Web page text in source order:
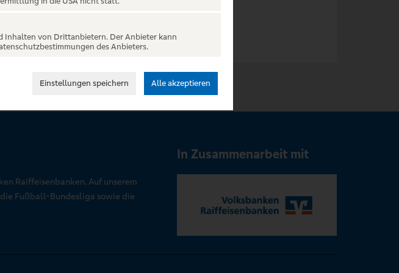
Raiffeisenbanken. Auf unserem
Fußball-Bundesliga sowie die
In Zusammenarbeit mit
Inhalten von Drittanbietern. Der Anbieter kann
des Anbieters.
Einstellungen speichern Alle akzeptieren